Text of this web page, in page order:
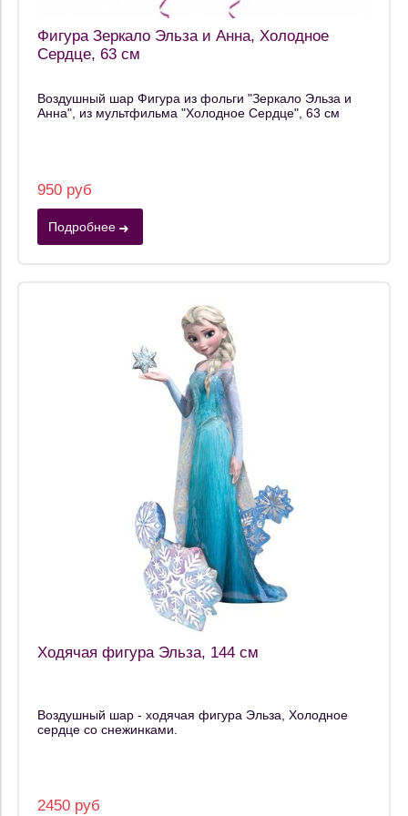
Фигура Зеркало Эльза и Анна, Холодное
Сердце, 63 см
Воздушный шар Фигура из фольги "Зеркало Эльза и
Анна", из мультфильма "Холодное Сердце", 63 см
950 руб
Подробнее
Ходячая фигура Эльза, 144 см
Воздушный шар - ходячая фигура Эльза, Холодное
сердце со снежинками.
2450 руб